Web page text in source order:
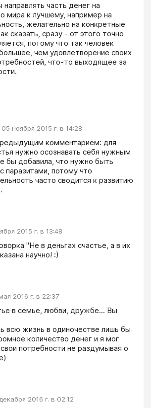
часть денег на
мира к лучшему, например на
желательно на конкретные
сказать, сразу - от этого точно
потому что так человек
чем удовлетворение своих
что-то выходящее за
05 ноября 2015 г. в 14:28
комментарием: для
нужно осознавать себя нужным
бы добавила, что нужно быть
паразитами, потому что
часто сводится к развитию
2015 г. в 13:48
"Не в деньгах счастье, а в их
научно! :)
2016 г. в 22:37
в семье, любви, дружбе... Вы
всю жизнь в одиночестве лишь бы
количество денег и я мог
потребности не раздумывая о
2016 г. в 02:12